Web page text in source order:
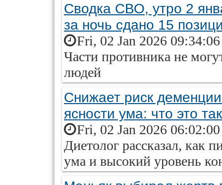
Сводка СВО, утро 2
за ночь сдано 15
Fri, 02 Jan 2026
Части противника не
людей
Снижает риск
ясности ума: что это
Fri, 02 Jan 2026
Диетолог рассказал, как
ума и высокий уровень